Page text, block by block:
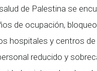
de Palestina se
de ocupación,
hospitales y centros
reducido y